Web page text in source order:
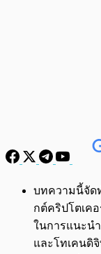
พร้อมเล่น
บทความนี้จัด
กต์คริปโตเค
ในการแนะน
และโทเคนดิ